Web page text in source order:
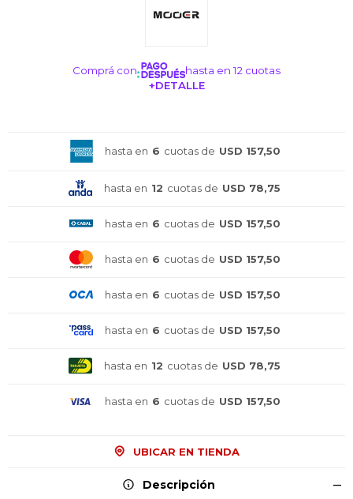
Comprá con
hasta en 12 cuotas
+DETALLE
hasta en 6 cuotas de USD 157,50
hasta en 12 cuotas de USD 78,75
hasta en 6 cuotas de USD 157,50
hasta en 6 cuotas de USD 157,50
hasta en 6 cuotas de USD 157,50
hasta en 6 cuotas de USD 157,50
hasta en 12 cuotas de USD 78,75
hasta en 6 cuotas de USD 157,50
UBICAR EN TIENDA
Descripción